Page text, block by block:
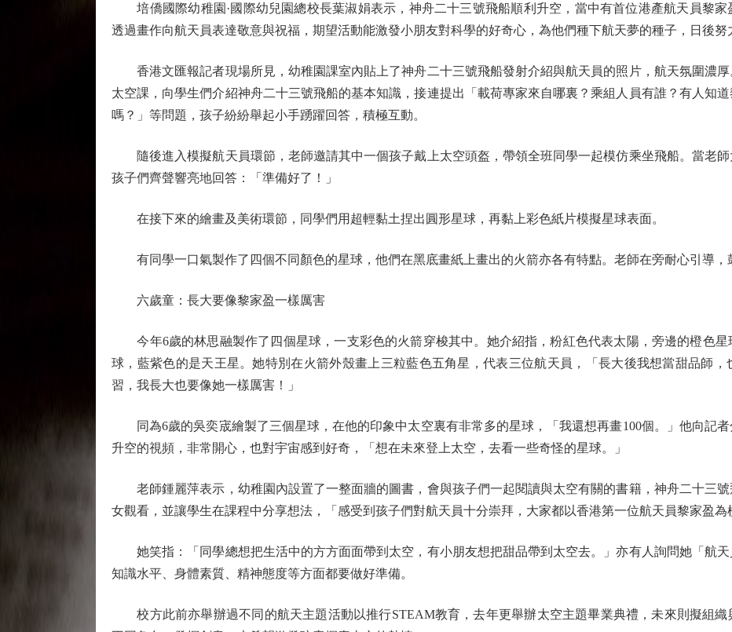
培僑國際幼稚園·國際幼兒園總校長葉淑娟表示，神舟二十三號飛船順利升空，當中有首位港產航天員黎家
透過畫作向航天員表達敬意與祝福，期望活動能激發小朋友對科學的好奇心，為他們種下航天夢的種子，日後努
香港文匯報記者現場所見，幼稚園課室內貼上了神舟二十三號飛船發射介紹與航天員的照片，航天氛圍濃厚
太空課，向學生們介紹神舟二十三號飛船的基本知識，接連提出「載荷專家來自哪裏？乘組人員有誰？有人知
嗎？」等問題，孩子紛紛舉起小手踴躍回答，積極互動。
隨後進入模擬航天員環節，老師邀請其中一個孩子戴上太空頭盔，帶領全班同學一起模仿乘坐飛船。當老師
孩子們齊聲響亮地回答：「準備好了！」
在接下來的繪畫及美術環節，同學們用超輕黏土捏出圓形星球，再黏上彩色紙片模擬星球表面。
有同學一口氣製作了四個不同顏色的星球，他們在黑底畫紙上畫出的火箭亦各有特點。老師在旁耐心引導，
六歲童：長大要像黎家盈一樣厲害
今年6歲的林思融製作了四個星球，一支彩色的火箭穿梭其中。她介紹指，粉紅色代表太陽，旁邊的橙色星
球，藍紫色的是天王星。她特別在火箭外殼畫上三粒藍色五角星，代表三位航天員，「長大後我想當甜品師
習，我長大也要像她一樣厲害！」
同為6歲的吳奕宬繪製了三個星球，在他的印象中太空裏有非常多的星球，「我還想再畫100個。」他向記
升空的視頻，非常開心，也對宇宙感到好奇，「想在未來登上太空，去看一些奇怪的星球。」
老師鍾麗萍表示，幼稚園內設置了一整面牆的圖書，會與孩子們一起閱讀與太空有關的書籍，神舟二十三號
女觀看，並讓學生在課程中分享想法，「感受到孩子們對航天員十分崇拜，大家都以香港第一位航天員黎家盈為
她笑指：「同學總想把生活中的方方面面帶到太空，有小朋友想把甜品帶到太空去。」亦有人詢問她「航天
知識水平、身體素質、精神態度等方面都要做好準備。
校方此前亦舉辦過不同的航天主題活動以推行STEAM教育，去年更舉辦太空主題畢業典禮，未來則擬組織